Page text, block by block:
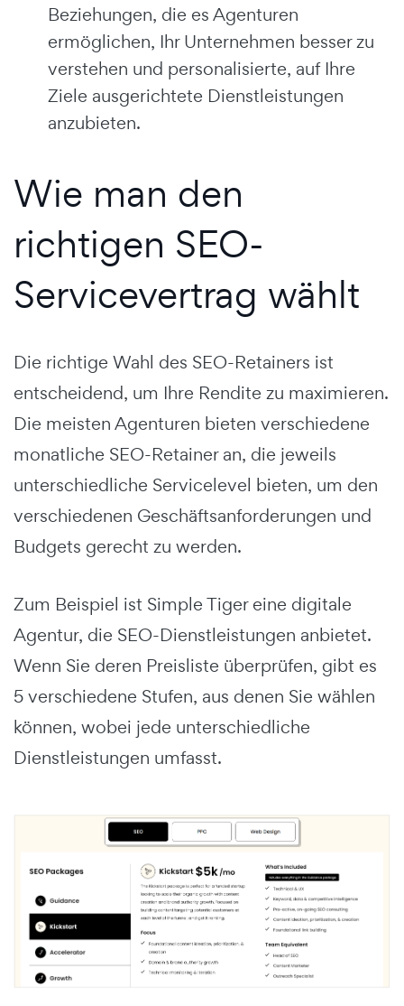
Beziehungen, die es Agenturen
ermöglichen, Ihr Unternehmen besser zu
verstehen und personalisierte, auf Ihre
Ziele ausgerichtete Dienstleistungen
anzubieten.
Wie man den
richtigen SEO-
Servicevertrag wählt
Die richtige Wahl des SEO-Retainers ist
entscheidend, um Ihre Rendite zu maximieren.
Die meisten Agenturen bieten verschiedene
monatliche SEO-Retainer an, die jeweils
unterschiedliche Servicelevel bieten, um den
verschiedenen Geschäftsanforderungen und
Budgets gerecht zu werden.
Zum Beispiel ist Simple Tiger eine digitale
Agentur, die SEO-Dienstleistungen anbietet.
Wenn Sie deren Preisliste überprüfen, gibt es
5 verschiedene Stufen, aus denen Sie wählen
können, wobei jede unterschiedliche
Dienstleistungen umfasst.